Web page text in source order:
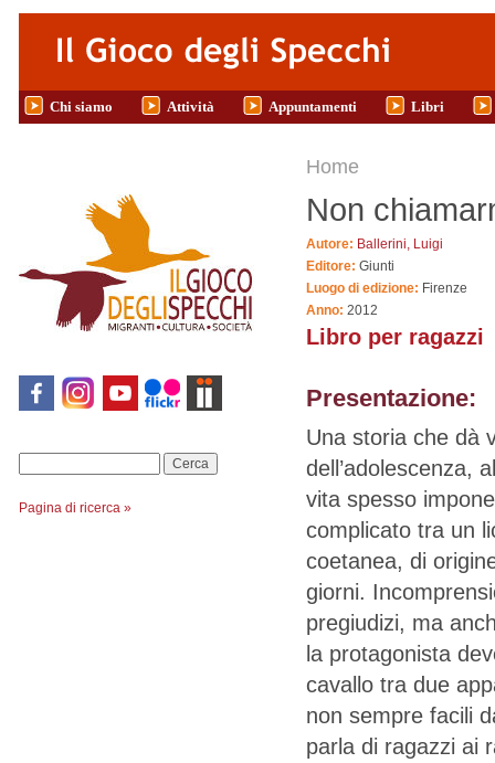
Salta al contenuto principale
Chi siamo Attività Appuntamenti Libri
Pagina di ricerca »
Tu sei qui
Home
Non
Autore: Ballerini, Luigi
Editore: Giunti
Luogo di edizione: Firenze
Anno: 2012
Libro per ragazzi
Presentazione:
Una storia che dà
dell’adolescenza,
vita spesso
complicato tra un
coetanea, di
giorni.
pregiudizi, ma
la protagonista
cavallo tra due
non sempre facili
parla di ragazzi ai